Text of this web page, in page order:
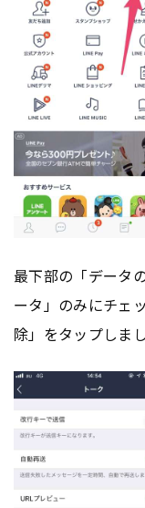
最下部の「データ
ータ」のみにチェ
除」をタップしまし